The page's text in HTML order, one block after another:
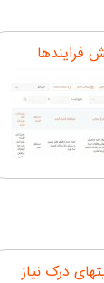
فرایندها
درک نیاز